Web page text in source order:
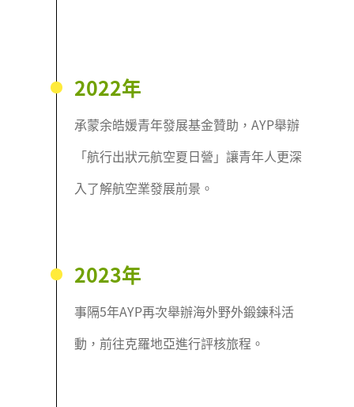
2022年
承蒙余皓媛青年發展基金贊助，AYP舉辦
「航行出狀元航空夏日營」讓青年人更深
入了解航空業發展前景。
2023年
事隔5年AYP再次舉辦海外野外鍛鍊科活
動，前往克羅地亞進行評核旅程。